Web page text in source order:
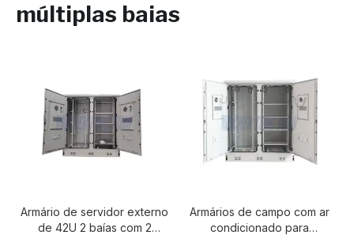
múltiplas baias
Armário de servidor externo
de 42U 2 baías com 2
Armários de campo com ar
condicionado para